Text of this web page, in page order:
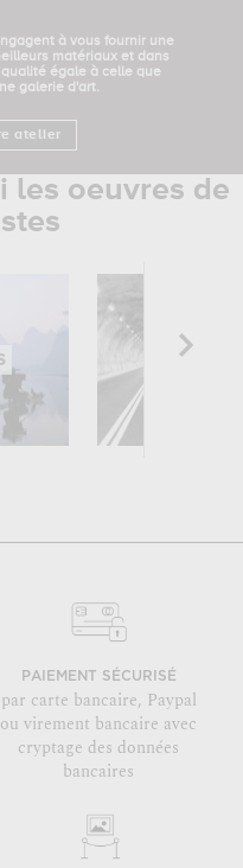
à vous fournir une
matériaux et dans
égale à celle que
galerie d'art.
atelier
les oeuvres de
PAIEMENT SÉCURISÉ
par carte bancaire, Paypal
ou virement bancaire avec
cryptage des données
bancaires